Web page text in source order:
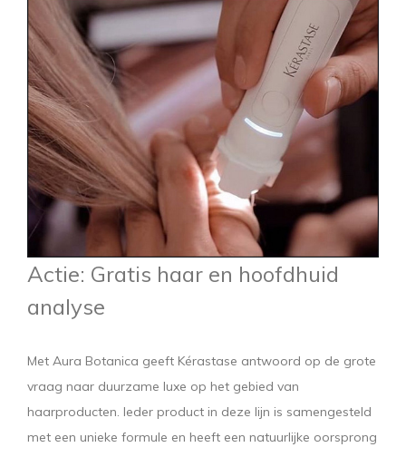
Actie: Gratis haar en hoofdhuid
analyse
Met Aura Botanica geeft Kérastase antwoord op de grote
vraag naar duurzame luxe op het gebied van
haarproducten. Ieder product in deze lijn is samengesteld
met een unieke formule en heeft een natuurlijke oorsprong